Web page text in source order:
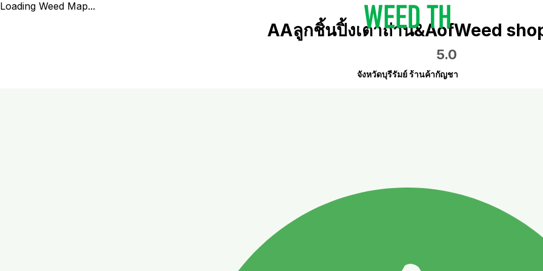
Loading Weed Map...
AAลูกชิ้นปิ้งเตาถ่าน&AofWeed
5.0
จังหวัดบุรีรัมย์ ร้านค้ากัญชา